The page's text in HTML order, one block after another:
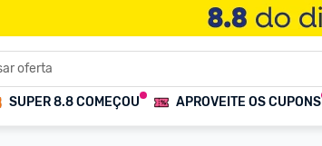
SUPER 8.8 COMEÇOU APROVEITE OS CUPONS